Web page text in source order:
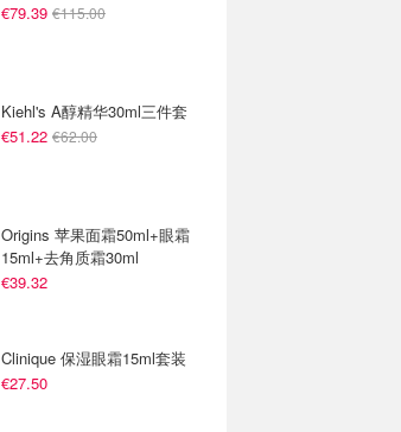
€79.39 €115.00
Kiehl's A醇精华30ml三件套
€51.22 €62.00
Origins 苹果面霜50ml+眼霜
15ml+去角质霜30ml
€39.32
Clinique 保湿眼霜15ml套装
€27.50